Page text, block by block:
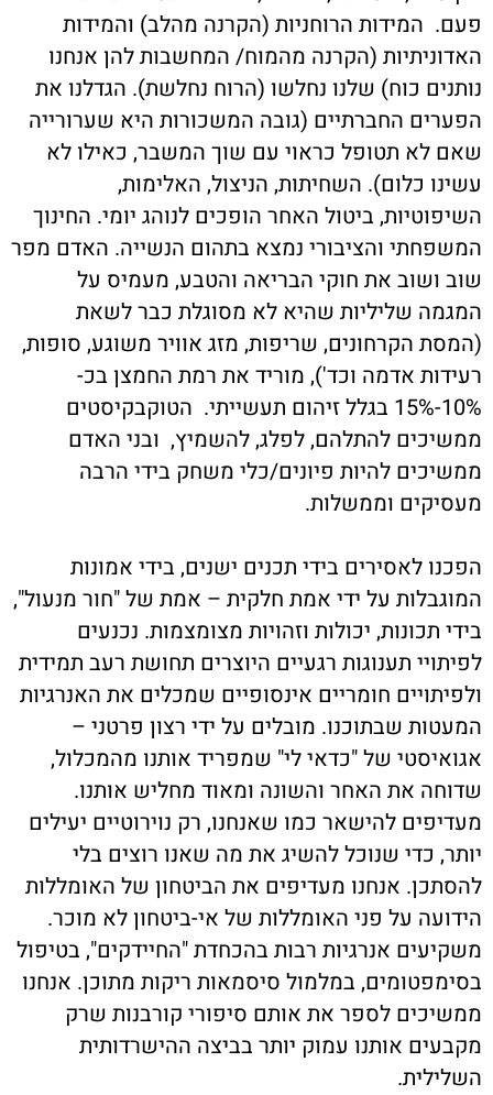
פעם. המידות הרוחניות (הקרנה מהלב) והמידות
האדוניתיות (הקרנה מהמוח/ המחשבות להן אנחנו
נותנים כוח) שלנו נחלשו (הרוח נחלשת). הגדלנו את
הפערים החברתיים (גובה המשכורות היא שערורייה
שאם לא תטופל כראוי עם שוך המשבר, כאילו לא
עשינו כלום). השחיתות, הניצול, האלימות,
השיפוטיות, ביטול האחר הופכים לנוהג יומי. החינוך
המשפחתי והציבורי נמצא בתהום הנשייה. האדם מפר
שוב ושוב את חוקי הבריאה והטבע, מעמיס על
המגמה שליליות שהיא לא מסוגלת כבר לשאת
(המסת הקרחונים, שריפות, מזג אוויר משוגע, סופות,
רעידות אדמה וכד'), מוריד את רמת החמצן בכ-
10%-15% בגלל זיהום תעשייתי. הטוקבקיסטים
ממשיכים להתלהם, לפלג, להשמיץ, ובני האדם
ממשיכים להיות פיונים/כלי משחק בידי הרבה
מעסיקים וממשלות.
הפכנו לאסירים בידי תכנים ישנים, בידי אמונות
המוגבלות על ידי אמת חלקית – אמת של "חור מנעול",
בידי תכונות, יכולות וזהויות מצומצמות. נכנעים
לפיתויי תענוגות רגעיים היוצרים תחושת רעב תמידית
ולפיתויים חומריים אינסופיים שמכלים את האנרגיות
המעטות שבתוכנו. מובלים על ידי רצון פרטני –
אגואיסטי של "כדאי לי" שמפריד אותנו מהמכלול,
שדוחה את האחר והשונה ומאוד מחליש אותנו.
מעדיפים להישאר כמו שאנחנו, רק נוירוטיים יעילים
יותר, כדי שנוכל להשיג את מה שאנו רוצים בלי
להסתכן. אנחנו מעדיפים את הביטחון של האומללות
הידועה על פני האומללות של אי-ביטחון לא מוכר.
משקיעים אנרגיות רבות בהכחדת "החיידקים", בטיפול
בסימפטומים, במלמול סיסמאות ריקות מתוכן. אנחנו
ממשיכים לספר את אותם סיפורי קורבנות שרק
מקבעים אותנו עמוק יותר בביצה ההישרדותית
השלילית.